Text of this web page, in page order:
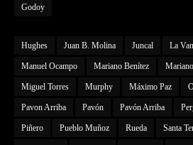
Godoy
Hughes Juan B. Molina Juncal La
Manuel Ocampo Mariano Benítez
Miguel Torres Murphy Máximo Paz
Pavon Arriba Pavón Pavón Arriba
Piñero Pueblo Muñoz Rueda Santa